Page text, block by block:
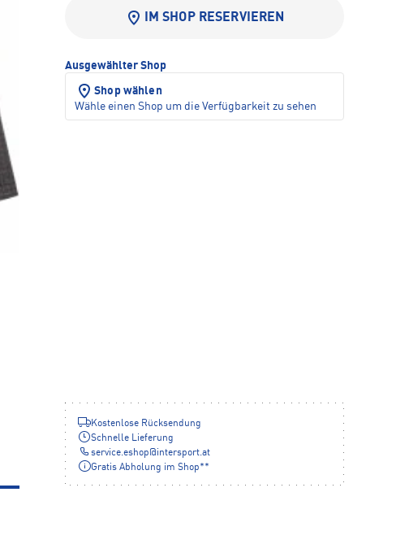
IM SHOP RESERVIEREN
Ausgewählter Shop
Shop wählen
Wähle einen Shop um die Verfügbarkeit zu sehen
Kostenlose Rücksendung
Schnelle Lieferung
service.eshop@ intersport.at
Gratis Abholung im Shop**